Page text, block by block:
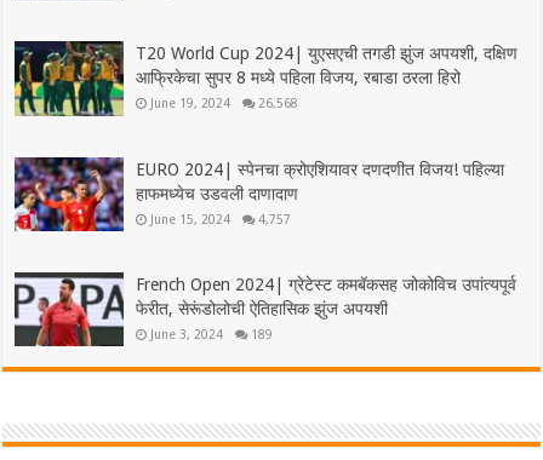
T20 World Cup 2024| युएसएची तगडी झुंज अपयशी, दक्षिण
आफ्रिकेचा सुपर 8 मध्ये पहिला विजय, रबाडा ठरला हिरो
June 19, 2024 26,568
EURO 2024| स्पेनचा क्रोएशियावर दणदणीत विजय! पहिल्या
हाफमध्येच उडवली दाणादाण
June 15, 2024 4,757
French Open 2024| ग्रेटेस्ट कमबॅकसह जोकोविच उपांत्यपूर्व
फेरीत, सेरूंडोलोची ऐतिहासिक झुंज अपयशी
June 3, 2024 189